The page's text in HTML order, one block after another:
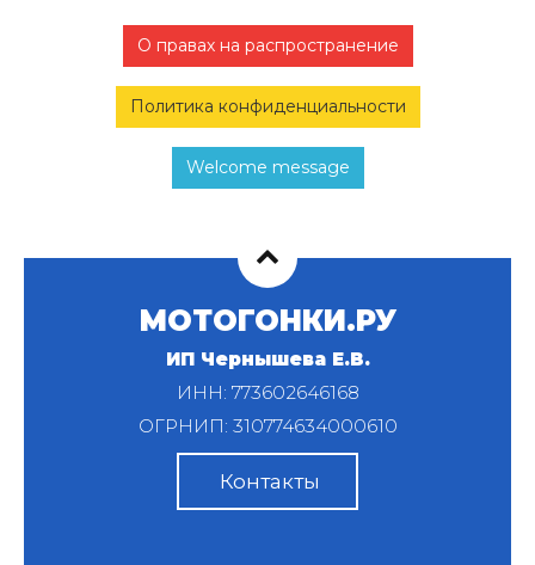
О правах на распространение
Политика конфиденциальности
Welcome message
МОТОГОНКИ.РУ
ИП Чернышева Е.В.
ИНН: 773602646168
ОГРНИП: 310774634000610
Контакты